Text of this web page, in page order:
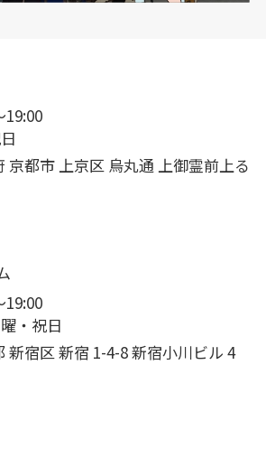
19:00
京都市 上京区 烏丸通 上御霊前上る
19:00
・祝日
新宿区 新宿 1-4-8 新宿小川ビル 4